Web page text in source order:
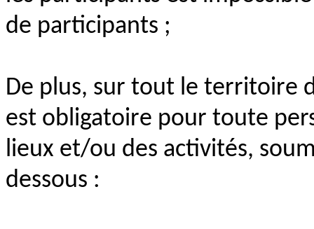
de participants ;
De plus, sur tout le territoire
est obligatoire pour toute
lieux et/ou des activités,
dessous :